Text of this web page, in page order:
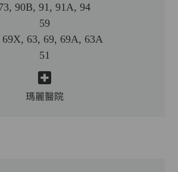
90B, 91, 91A, 94
59
69X, 63, 69, 69A, 63A
51
瑪麗醫院